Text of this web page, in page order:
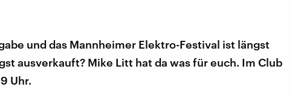
und das Mannheimer Elektro-Festival ist längst
ausverkauft? Mike Litt hat da was für euch. Im Club
Uhr.